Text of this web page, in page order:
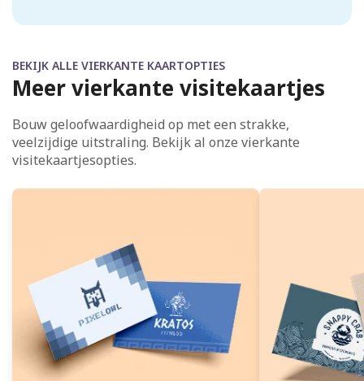
BEKIJK ALLE VIERKANTE KAARTOPTIES
Meer vierkante visitekaartjes
Bouw geloofwaardigheid op met een strakke,
veelzijdige uitstraling. Bekijk al onze vierkante
visitekaartjesopties.